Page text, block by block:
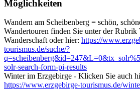
Möglichkeiten
Wandern am Scheibenberg = schön,
Wandertouren finden Sie unter der
Wanderschaft oder hier: https://
tourismus.de/suche/?
solr-search-form-pi-results
Winter im Erzgebirge - Klicken Sie auch
https://www.erzgebirge-tourismus.de/